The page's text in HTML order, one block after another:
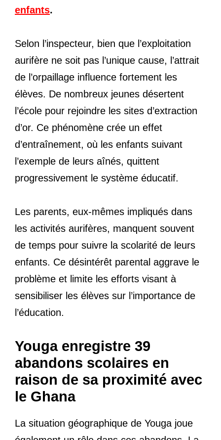
enfants.
Selon l’inspecteur, bien que l’exploitation
aurifère ne soit pas l’unique cause, l’attrait
de l’orpaillage influence fortement les
élèves. De nombreux jeunes désertent
l’école pour rejoindre les sites d’extraction
d’or. Ce phénomène crée un effet
d’entraînement, où les enfants suivant
l’exemple de leurs aînés, quittent
progressivement le système éducatif.
Les parents, eux-mêmes impliqués dans
les activités aurifères, manquent souvent
de temps pour suivre la scolarité de leurs
enfants. Ce désintérêt parental aggrave le
problème et limite les efforts visant à
sensibiliser les élèves sur l’importance de
l’éducation.
Youga enregistre 39
abandons scolaires en
raison de sa proximité avec
le Ghana
La situation géographique de Youga joue